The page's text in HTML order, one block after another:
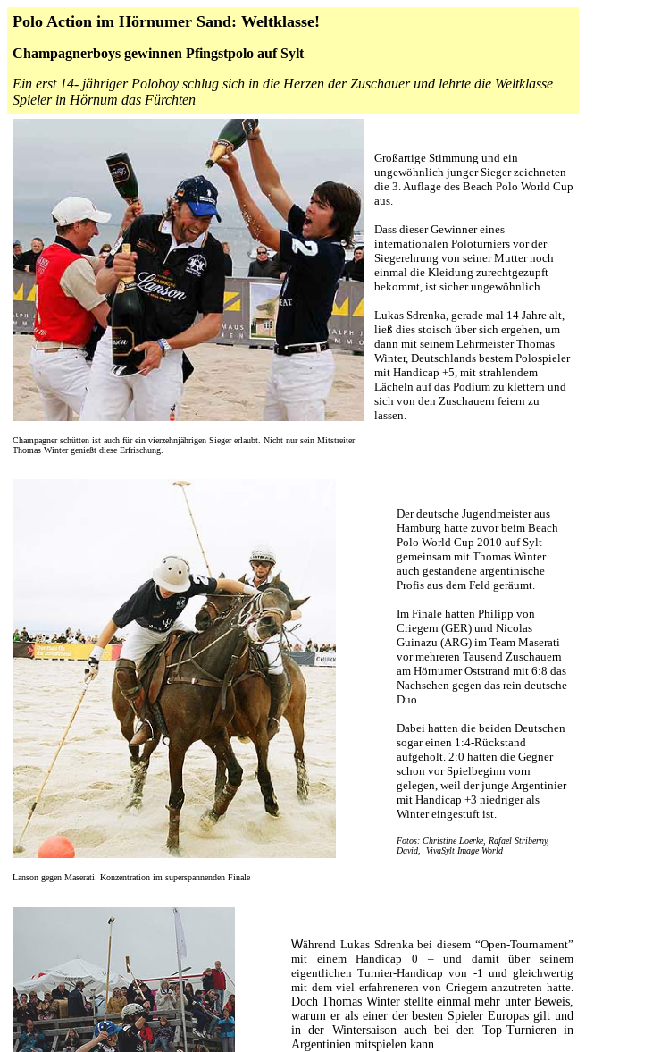
Polo Action im Hörnumer Sand: Weltklasse!
Champagnerboys gewinnen Pfingstpolo auf Sylt
Ein erst 14- jähriger Poloboy schlug sich in die Herzen der Zuschauer und lehrte die Weltklasse
Spieler in Hörnum das Fürchten
Champagner schütten ist auch für ein vierzehnjährigen Sieger erlaubt. Nicht nur sein Mitstreiter
Thomas Winter genießt diese Erfrischung.
Großartige Stimmung und ein
ungewöhnlich junger Sieger zeichneten
die 3. Auflage des Beach Polo World Cup
aus.
Dass dieser Gewinner eines
internationalen Poloturniers vor der
Siegerehrung von seiner Mutter noch
einmal die Kleidung zurechtgezupft
bekommt, ist sicher ungewöhnlich.
Lukas Sdrenka, gerade mal 14 Jahre alt,
ließ dies stoisch über sich ergehen, um
dann mit seinem Lehrmeister Thomas
Winter, Deutschlands bestem Polospieler
mit Handicap +5, mit strahlendem
Lächeln auf das Podium zu klettern und
sich von den Zuschauern feiern zu
lassen.
Lanson gegen Maserati: Konzentration im superspannenden Finale
Der deutsche Jugendmeister aus
Hamburg hatte zuvor beim Beach
Polo World Cup 2010 auf Sylt
gemeinsam mit Thomas Winter
auch gestandene argentinische
Profis aus dem Feld geräumt.
Im Finale hatten Philipp von
Criegern (GER) und Nicolas
Guinazu (ARG) im Team Maserati
vor mehreren Tausend Zuschauern
am Hörnumer Oststrand mit 6:8 das
Nachsehen gegen das rein deutsche
Duo.
Dabei hatten die beiden Deutschen
sogar einen 1:4-Rückstand
aufgeholt. 2:0 hatten die Gegner
schon vor Spielbeginn vorn
gelegen, weil der junge Argentinier
mit Handicap +3 niedriger als
Winter eingestuft ist.
Fotos: Christine Loerke, Rafael Striberny,
David, VivaSylt Image World
Während Lukas Sdrenka bei diesem “Open-Tournament”
mit einem Handicap 0 – und damit über seinem
eigentlichen Turnier-Handicap von -1 und gleichwertig
mit dem viel erfahreneren von Criegern anzutreten hatte.
Doch Thomas Winter stellte einmal mehr unter Beweis,
warum er als einer der besten Spieler Europas gilt und
in der Wintersaison auch bei den Top-Turnieren in
Argentinien mitspielen kann.